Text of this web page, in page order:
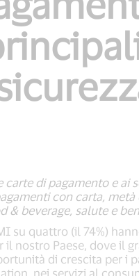
carte di pagamento e
con carta,
& beverage, salute e
su quattro (il 74%)
nostro Paese, dove il
di crescita per i
nei servizi al